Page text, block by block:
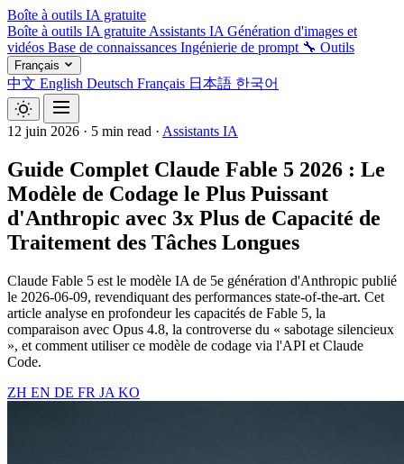
Boîte à outils IA gratuite
Boîte à outils IA gratuite Assistants IA Génération d'images et
vidéos Base de connaissances Ingénierie de prompt 🔧 Outils
Français
中文 English Deutsch Français 日本語 한국어
12 juin 2026 · 5 min read · Assistants IA
Guide Complet Claude Fable 5 2026 : Le
Modèle de Codage le Plus Puissant
d'Anthropic avec 3x Plus de Capacité de
Traitement des Tâches Longues
Claude Fable 5 est le modèle IA de 5e génération d'Anthropic publié
le 2026-06-09, revendiquant des performances state-of-the-art. Cet
article analyse en profondeur les capacités de Fable 5, la
comparaison avec Opus 4.8, la controverse du « sabotage silencieux
», et comment utiliser ce modèle de codage via l'API et Claude
Code.
ZH EN DE FR JA KO